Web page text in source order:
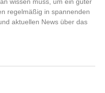
regelmäßig in spannenden
aktuellen News über das